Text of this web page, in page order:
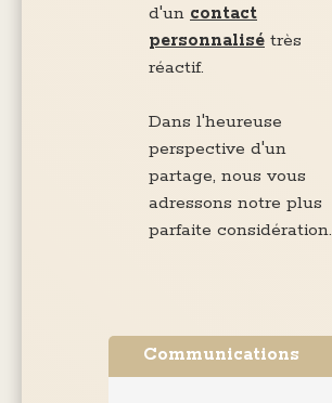
d'un contact
personnalisé très
réactif.
Dans l'heureuse
perspective d'un
partage, nous vous
adressons notre plus
parfaite considération.
Communications